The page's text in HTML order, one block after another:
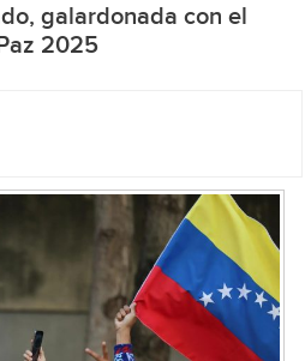
galardonada con el
2025